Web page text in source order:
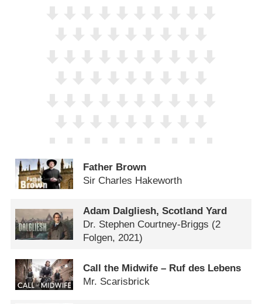
Father Brown
Sir Charles Hakeworth
Adam Dalgliesh, Scotland Yard
Dr. Stephen Courtney-Briggs (2
Folgen, 2021)
Call the Midwife – Ruf des Lebens
Mr. Scarisbrick